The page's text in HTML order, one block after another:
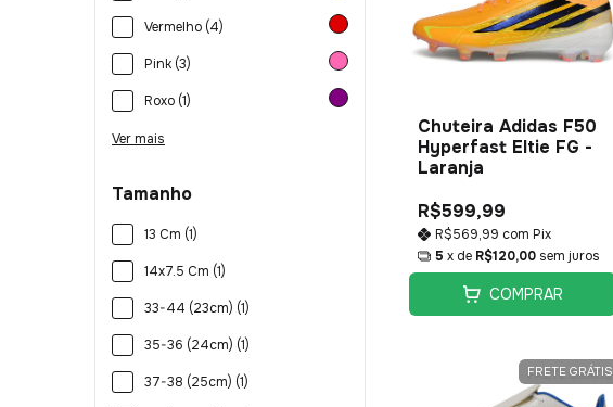
Vermelho (4)
Pink (3)
Roxo (1)
Ver mais
Tamanho
13 Cm (1)
14x7.5 Cm (1)
33-44 (23cm) (1)
35-36 (24cm) (1)
37-38 (25cm) (1)
Chuteira Adidas F50
Hyperfast Eltie FG -
Laranja
R$599,99
R$569,99 com Pix
5 x de R$120,00 sem juros
COMPRAR
FRETE GRÁTIS